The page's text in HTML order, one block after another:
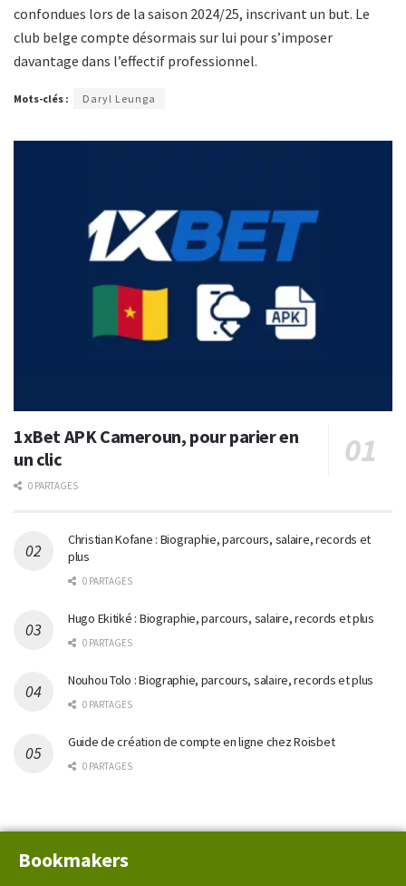
confondues lors de la saison 2024/25, inscrivant un but. Le
club belge compte désormais sur lui pour s’imposer
davantage dans l’effectif professionnel.
Mots-clés : Daryl Leunga
1xBet APK Cameroun, pour parier en
un clic
0 PARTAGES
Christian Kofane : Biographie, parcours, salaire, records et
plus
0 PARTAGES
Hugo Ekitiké : Biographie, parcours, salaire, records et plus
0 PARTAGES
Nouhou Tolo : Biographie, parcours, salaire, records et plus
0 PARTAGES
Guide de création de compte en ligne chez Roisbet
0 PARTAGES
Bookmakers